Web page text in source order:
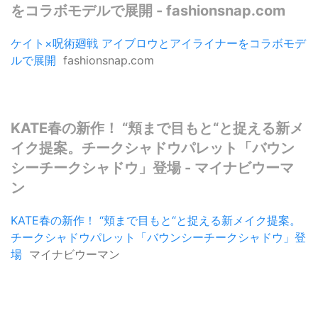
をコラボモデルで展開 - fashionsnap.com
ケイト×呪術廻戦 アイブロウとアイライナーをコラボモデ
ルで展開 fashionsnap.com
KATE春の新作！ “頬まで目もと“と捉える新メ
イク提案。チークシャドウパレット「バウン
シーチークシャドウ」登場 - マイナビウーマ
ン
KATE春の新作！ “頬まで目もと“と捉える新メイク提案。
チークシャドウパレット「バウンシーチークシャドウ」登
場 マイナビウーマン